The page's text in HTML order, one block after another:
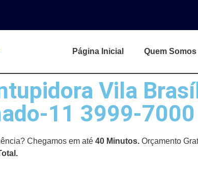
Página Inicial Quem Somos
Vila
11 3999-7000
Chegamos em até 40 Minutos. Orçamento